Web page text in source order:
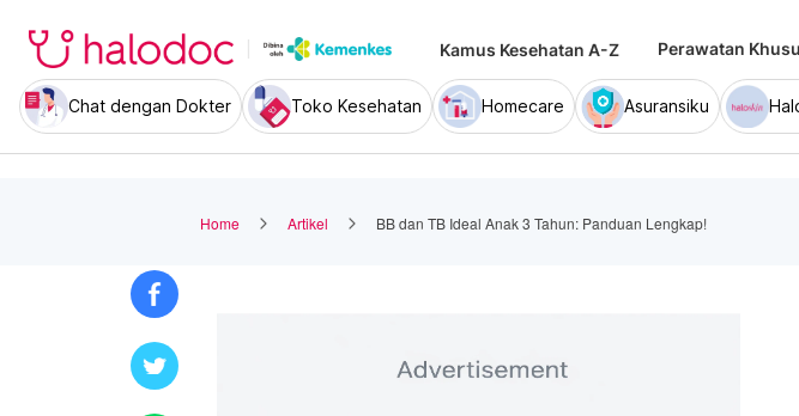
Kamus Kesehatan A-Z Perawatan
Chat dengan Dokter Toko Kesehatan Homecare Asuransiku
Home Artikel BB dan TB Ideal Anak 3 Tahun: Panduan Lengkap!